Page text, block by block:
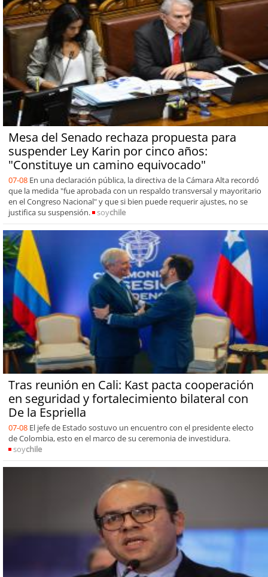
Mesa del Senado rechaza propuesta para
suspender Ley Karin por cinco años:
"Constituye un camino equivocado"
07-08 En una declaración pública, la directiva de la Cámara Alta recordó
que la medida "fue aprobada con un respaldo transversal y mayoritario
en el Congreso Nacional" y que si bien puede requerir ajustes, no se
justifica su suspensión.
soychile
Tras reunión en Cali: Kast pacta cooperación
en seguridad y fortalecimiento bilateral con
De la Espriella
07-08 El jefe de Estado sostuvo un encuentro con el presidente electo
de Colombia, esto en el marco de su ceremonia de investidura.
soychile